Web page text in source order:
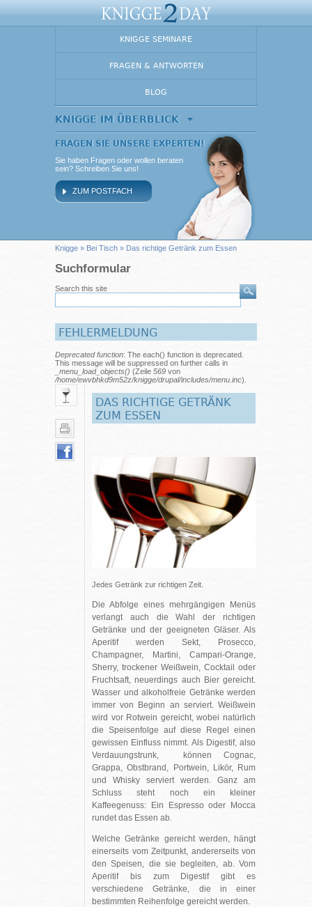
KNIGGE SEMINARE
FRAGEN & ANTWORTEN
BLOG
KNIGGE IM ÜBERBLICK
FRAGEN SIE UNSERE EXPERTEN!
Sie haben Fragen oder wollen beraten
sein? Schreiben Sie uns!
ZUM POSTFACH
Knigge » Bei Tisch » Das richtige Getränk zum Essen
Suchformular
Search this site
FEHLERMELDUNG
Deprecated function: The each() function is deprecated.
This message will be suppressed on further calls in
_menu_load_objects() (Zeile 569 von
/home/ewvbhkd9m52z/knigge/drupal/includes/menu.inc).
DAS RICHTIGE GETRÄNK
ZUM ESSEN
Jedes Getränk zur richtigen Zeit.
Die Abfolge eines mehrgängigen Menüs
verlangt auch die Wahl der richtigen
Getränke und der geeigneten Gläser. Als
Aperitif werden Sekt, Prosecco,
Champagner, Martini, Campari-Orange,
Sherry, trockener Weißwein, Cocktail oder
Fruchtsaft, neuerdings auch Bier gereicht.
Wasser und alkoholfreie Getränke werden
immer von Beginn an serviert. Weißwein
wird vor Rotwein gereicht, wobei natürlich
die Speisenfolge auf diese Regel einen
gewissen Einfluss nimmt. Als Digestif, also
Verdauungstrunk, können Cognac,
Grappa, Obstbrand, Portwein, Likör, Rum
und Whisky serviert werden. Ganz am
Schluss steht noch ein kleiner
Kaffeegenuss: Ein Espresso oder Mocca
rundet das Essen ab.
Welche Getränke gereicht werden, hängt
einerseits vom Zeitpunkt, andererseits von
den Speisen, die sie begleiten, ab. Vom
Aperitif bis zum Digestif gibt es
verschiedene Getränke, die in einer
bestimmten Reihenfolge gereicht werden.